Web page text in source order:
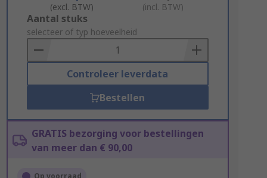
(excl. BTW) (incl. BTW)
Add
to
Basket
Aantal stuks
selecteer of typ hoeveelheid
Controleer leverdata
Bestellen
GRATIS bezorging voor bestellingen
van meer dan € 90,00
Op voorraad